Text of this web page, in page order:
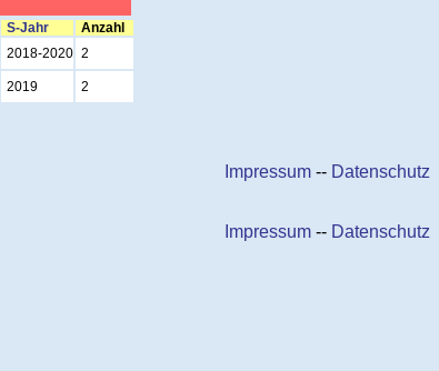
S-Jahr
Anzahl
2018-2020 2
2019 2
Impressum -- Datenschutz
Impressum -- Datenschutz